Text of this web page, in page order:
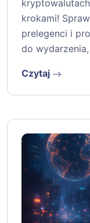
krokami!
prelegenci i
do
Czytaj